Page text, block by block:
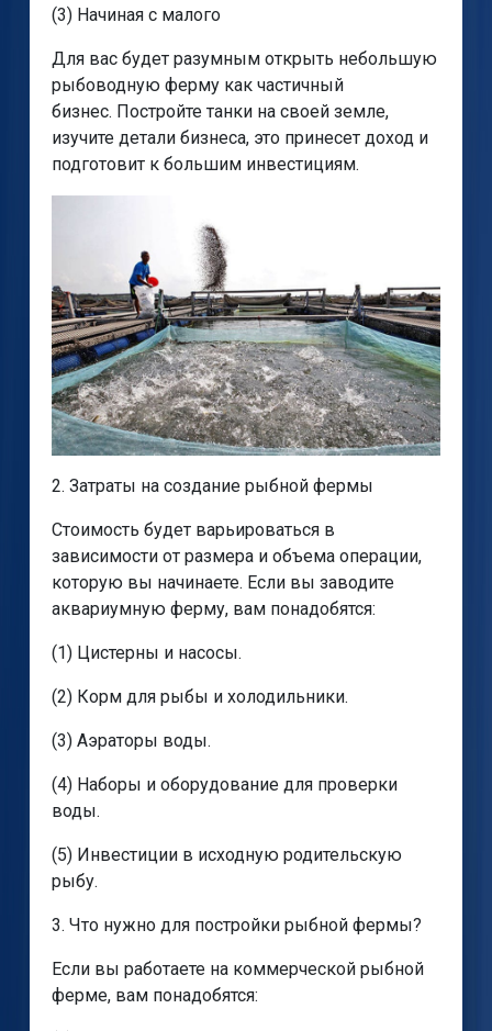
(3) Начиная с малого
Для вас будет разумным открыть небольшую
рыбоводную ферму как частичный
бизнес. Постройте танки на своей земле,
изучите детали бизнеса, это принесет доход и
подготовит к большим инвестициям.
2. Затраты на создание рыбной фермы
Стоимость будет варьироваться в
зависимости от размера и объема операции,
которую вы начинаете. Если вы заводите
аквариумную ферму, вам понадобятся:
(1) Цистерны и насосы.
(2) Корм для рыбы и холодильники.
(3) Аэраторы воды.
(4) Наборы и оборудование для проверки
воды.
(5) Инвестиции в исходную родительскую
рыбу.
3. Что нужно для постройки рыбной фермы?
Если вы работаете на коммерческой рыбной
ферме, вам понадобятся: